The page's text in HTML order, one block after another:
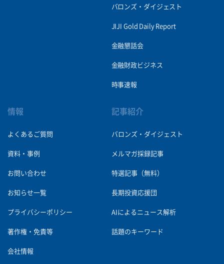
バロンズ・ダイジェスト
JIJI Gold Daily Report
金融懇話会
金融財政ビジネス
時事速報
情報
よくあるご質問
資料・事例
お問い合わせ
お知らせ一覧
プライバシーポリシー
著作権・免責等
会社情報
記事紹介
バロンズ・ダイジェスト
メルマガ採録記事
特選記事（無料）
長期投資応援団
AIによるニュース解析
話題のキーワード